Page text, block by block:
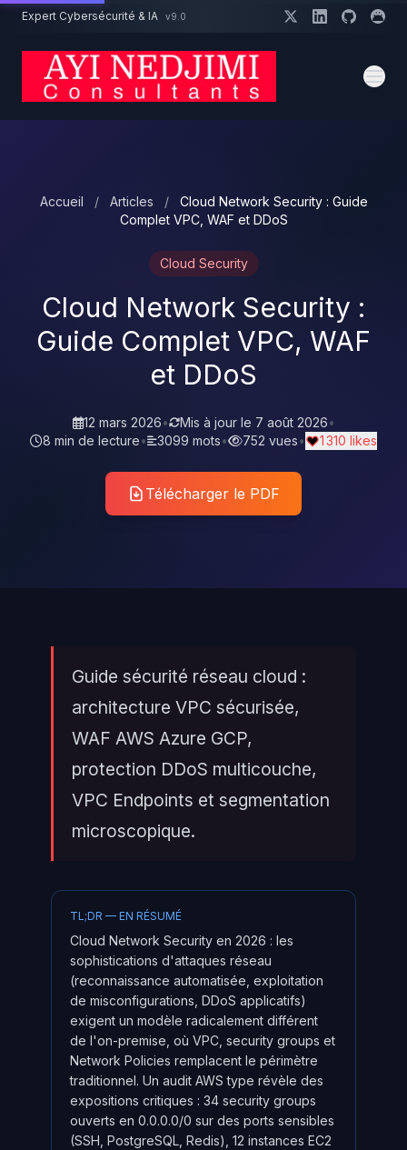
Aller au contenu principal
Expert Cybersécurité & IA v9.0
Accueil / Articles /
Cloud Network Security : Guide
Complet VPC, WAF et DDoS
Cloud Security
Cloud Network Security :
Guide Complet VPC, WAF
et DDoS
12 mars 2026• Mis à jour le 7 août 2026•
8 min de lecture• 3099 mots• 752 vues• 1 310 likes
Télécharger le PDF
Guide sécurité réseau cloud :
architecture VPC sécurisée,
WAF AWS Azure GCP,
protection DDoS multicouche,
VPC Endpoints et segmentation
microscopique.
TL;DR — EN RÉSUMÉ
Cloud Network Security en 2026 : les
sophistications d'attaques réseau
(reconnaissance automatisée, exploitation
de misconfigurations, DDoS applicatifs)
exigent un modèle radicalement différent
de l'on-premise, où VPC, security groups et
Network Policies remplacent le périmètre
traditionnel. Un audit AWS type révèle des
expositions critiques : 34 security groups
ouverts en 0.0.0.0/0 sur des ports sensibles
(SSH, PostgreSQL, Redis), 12 instances EC2
Un projet cybersécurité ?